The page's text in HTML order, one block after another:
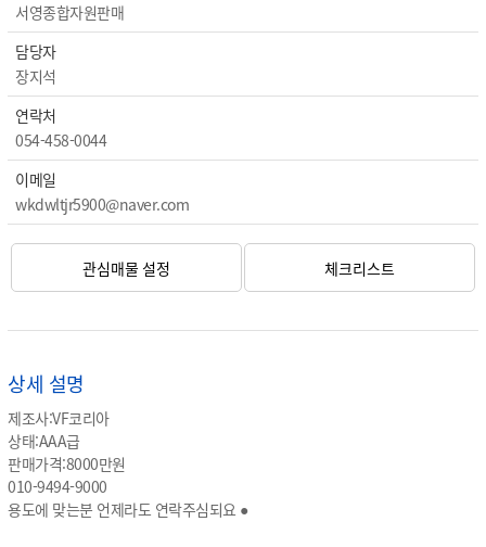
서영종합자원판매
담당자
장지석
연락처
054-458-0044
이메일
wkdwltjr5900@naver.com
관심매물 설정 체크리스트
상세 설명
제조사:VF코리아
상태:AAA급
판매가격:8000만원
010-9494-9000
용도에 맞는분 언제라도 연락주심되요 ●